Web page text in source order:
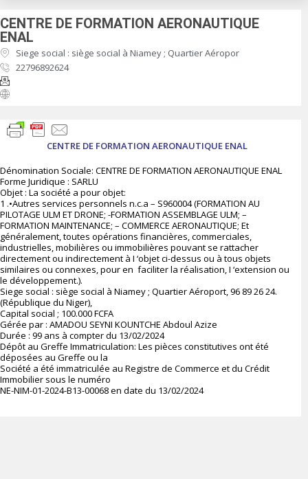
CENTRE DE FORMATION AERONAUTIQUE
ENAL
Siege social : siège social à Niamey ; Quartier Aéropor
22796892624
CENTRE DE FORMATION AERONAUTIQUE ENAL
Dénomination Sociale: CENTRE DE FORMATION AERONAUTIQUE ENAL
Forme Juridique : SARLU
Objet : La société a pour objet:
1 .•Autres services personnels n.c.a – S960004 (FORMATION AU
PILOTAGE ULM ET DRONE; -FORMATION ASSEMBLAGE ULM; –
FORMATION MAINTENANCE; – COMMERCE AERONAUTIQUE; Et
généralement, toutes opérations financières, commerciales,
industrielles, mobilières ou immobilières pouvant se rattacher
directement ou indirectement à I ‘objet ci-dessus ou à tous objets
similaires ou connexes, pour en faciliter la réalisation, I ‘extension ou
le développement.).
Siege social : siège social à Niamey ; Quartier Aéroport, 96 89 26 24.
(République du Niger),
Capital social ; 100.000 FCFA
Gérée par : AMADOU SEYNI KOUNTCHE Abdoul Azize
Durée : 99 ans à compter du 13/02/2024
Dépôt au Greffe Immatriculation: Les pièces constitutives ont été
déposées au Greffe ou la
Société a été immatriculée au Registre de Commerce et du Crédit
Immobilier sous le numéro
NE-NIM-01-2024-B13-00068 en date du 13/02/2024